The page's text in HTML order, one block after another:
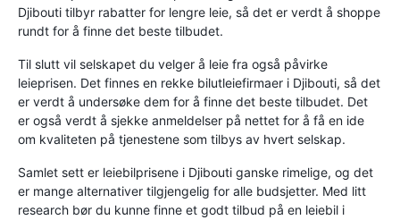
Djibouti tilbyr rabatter for lengre leie, så det er verdt å shoppe
rundt for å finne det beste tilbudet.
Til slutt vil selskapet du velger å leie fra også påvirke
leieprisen. Det finnes en rekke bilutleiefirmaer i Djibouti, så det
er verdt å undersøke dem for å finne det beste tilbudet. Det
er også verdt å sjekke anmeldelser på nettet for å få en ide
om kvaliteten på tjenestene som tilbys av hvert selskap.
Samlet sett er leiebilprisene i Djibouti ganske rimelige, og det
er mange alternativer tilgjengelig for alle budsjetter. Med litt
research bør du kunne finne et godt tilbud på en leiebil i